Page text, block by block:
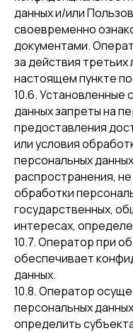
данных и/или
своевременно
документами.
за действия третьих
настоящем пункте
10.6. Установленные
данных запреты на
предоставления
или условия
персональных
распространения,
обработки
государственных,
интересах,
10.7. Оператор при
обеспечивает
данных.
10.8. Оператор
персональных
определить